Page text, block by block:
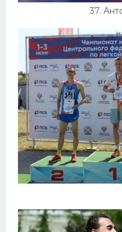
37.